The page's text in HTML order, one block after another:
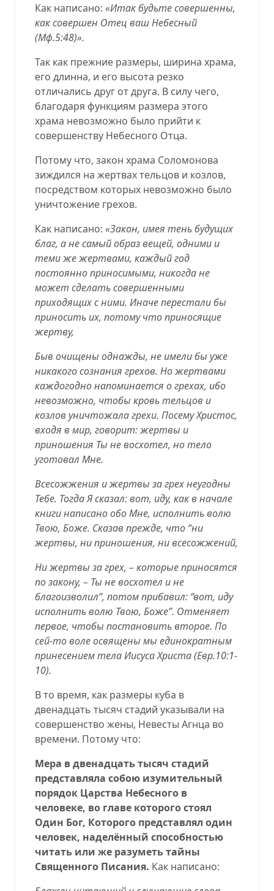
Как написано: «Итак будьте совершенны,
как совершен Отец ваш Небесный
(Мф.5:48)».
Так как прежние размеры, ширина храма,
его длинна, и его высота резко
отличались друг от друга. В силу чего,
благодаря функциям размера этого
храма невозможно было прийти к
совершенству Небесного Отца.
Потому что, закон храма Соломонова
зиждился на жертвах тельцов и козлов,
посредством которых невозможно было
уничтожение грехов.
Как написано: «Закон, имея тень будущих
благ, а не самый образ вещей, одними и
теми же жертвами, каждый год
постоянно приносимыми, никогда не
может сделать совершенными
приходящих с ними. Иначе перестали бы
приносить их, потому что приносящие
жертву,
Быв очищены однажды, не имели бы уже
никакого сознания грехов. Но жертвами
каждогодно напоминается о грехах, ибо
невозможно, чтобы кровь тельцов и
козлов уничтожала грехи. Посему Христос,
входя в мир, говорит: жертвы и
приношения Ты не восхотел, но тело
уготовал Мне.
Всесожжения и жертвы за грех неугодны
Тебе. Тогда Я сказал: вот, иду, как в начале
книги написано обо Мне, исполнить волю
Твою, Боже. Сказав прежде, что “ни
жертвы, ни приношения, ни всесожжений,
Ни жертвы за грех, – которые приносятся
по закону, – Ты не восхотел и не
благоизволил”, потом прибавил: “вот, иду
исполнить волю Твою, Боже”. Отменяет
первое, чтобы постановить второе. По
сей-то воле освящены мы единократным
принесением тела Иисуса Христа (Евр.10:1-
10).
В то время, как размеры куба в
двенадцать тысяч стадий указывали на
совершенство жены, Невесты Агнца во
времени. Потому что:
Мера в двенадцать тысяч стадий
представляла собою изумительный
порядок Царства Небесного в
человеке, во главе которого стоял
Один Бог, Которого представлял один
человек, наделённый способностью
читать или же разуметь тайны
Священного Писания. Как написано: